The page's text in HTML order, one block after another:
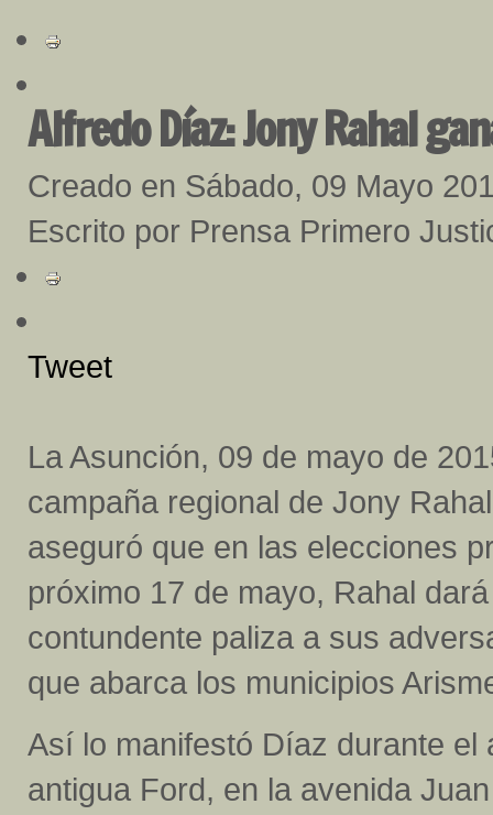
Alfredo Díaz: Jony Rahal
Creado en Sábado, 09 Mayo
Escrito por Prensa Primero
Tweet
La Asunción, 09 de mayo de
campaña regional de Jony
aseguró que en las elecciones
próximo 17 de mayo, Rahal
contundente paliza a sus
que abarca los municipios
Así lo manifestó Díaz durante
antigua Ford, en la avenida